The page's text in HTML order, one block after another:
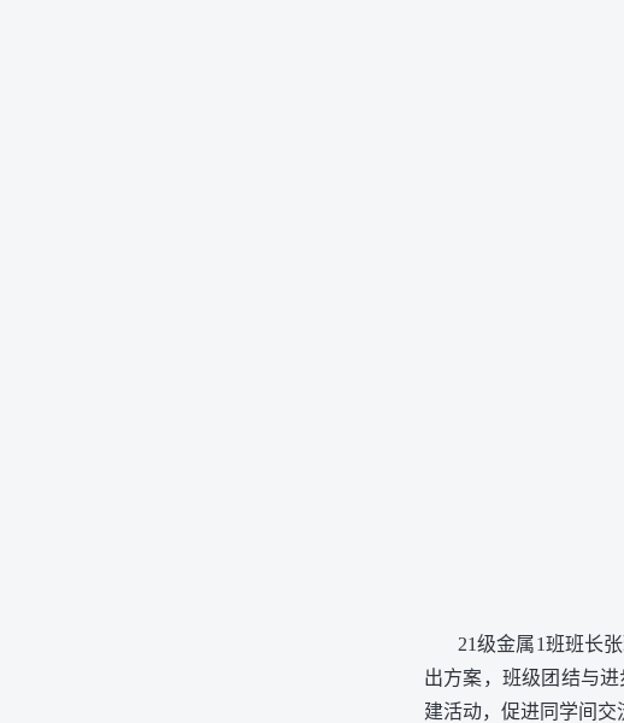
21级金属1班班长
出方案，班级团结与
建活动，促进同学间交